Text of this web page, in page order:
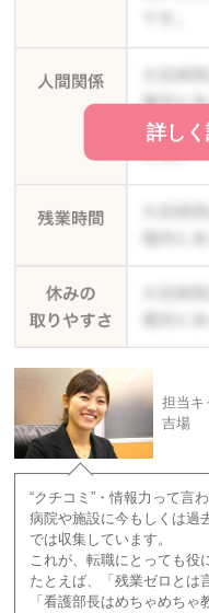
詳し
担当キ
吉場
“クチコミ”・情報力って言
病院や施設に今もしくは過
では収集しています。
これが、転職にとっても役
たとえば、「残業ゼロとは
「看護部長はめちゃめちゃ